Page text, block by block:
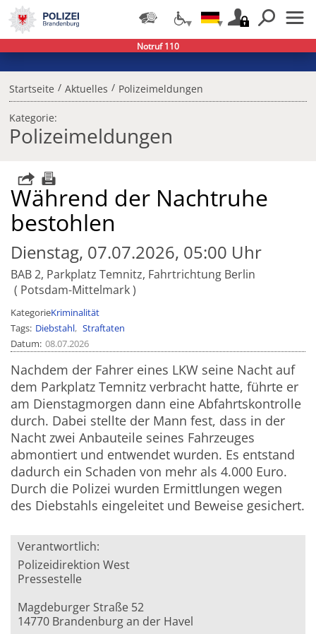
Startseite / Aktuelles / Polizeimeldungen
Kategorie:
Polizeimeldungen
Während der Nachtruhe
bestohlen
Dienstag, 07.07.2026, 05:00 Uhr
BAB 2, Parkplatz Temnitz, Fahrtrichtung Berlin
Potsdam-Mittelmark
KategorieKriminalität
Tags Diebstahl
Straftaten
Datum 08.07.2026
Nachdem der Fahrer eines LKW seine Nacht auf
dem Parkplatz Temnitz verbracht hatte, führte er
am Dienstagmorgen dann eine Abfahrtskontrolle
durch. Dabei stellte der Mann fest, dass in der
Nacht zwei Anbauteile seines Fahrzeuges
abmontiert und entwendet wurden. Es entstand
dadurch ein Schaden von mehr als 4.000 Euro.
Durch die Polizei wurden Ermittlungen wegen
des Diebstahls eingeleitet und Beweise gesichert.
Verantwortlich:
Polizeidirektion West
Pressestelle
Magdeburger Straße 52
14770 Brandenburg an der Havel
Notruf 110